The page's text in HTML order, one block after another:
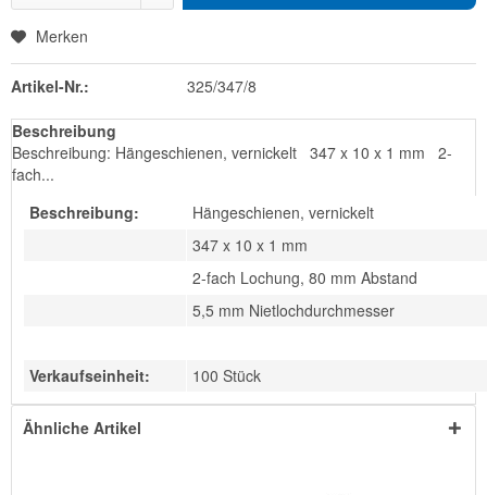
Merken
Artikel-Nr.: 325/347/8
Beschreibung
Beschreibung: Hängeschienen, vernickelt 347 x 10 x 1 mm 2-
fach...
Beschreibung:
Hängeschienen, vernickelt
347 x 10 x 1 mm
2-fach Lochung, 80 mm Abstand
5,5 mm Nietlochdurchmesser
Verkaufseinheit: 100 Stück
Ähnliche Artikel